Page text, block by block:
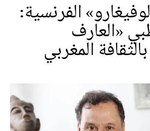
الفرنسية:
«العارف
المغربي